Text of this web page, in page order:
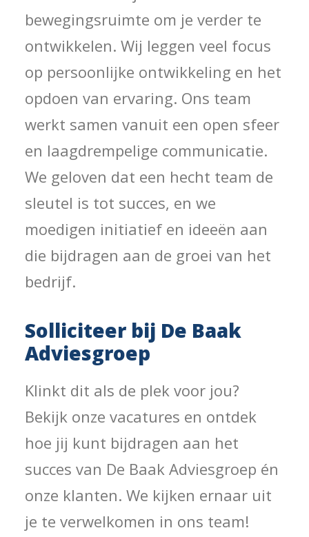
bewegingsruimte om je verder te
ontwikkelen. Wij leggen veel focus
op persoonlijke ontwikkeling en het
opdoen van ervaring. Ons team
werkt samen vanuit een open sfeer
en laagdrempelige communicatie.
We geloven dat een hecht team de
sleutel is tot succes, en we
moedigen initiatief en ideeën aan
die bijdragen aan de groei van het
bedrijf.
Solliciteer bij De Baak
Adviesgroep
Klinkt dit als de plek voor jou?
Bekijk onze vacatures en ontdek
hoe jij kunt bijdragen aan het
succes van De Baak Adviesgroep én
onze klanten. We kijken ernaar uit
je te verwelkomen in ons team!